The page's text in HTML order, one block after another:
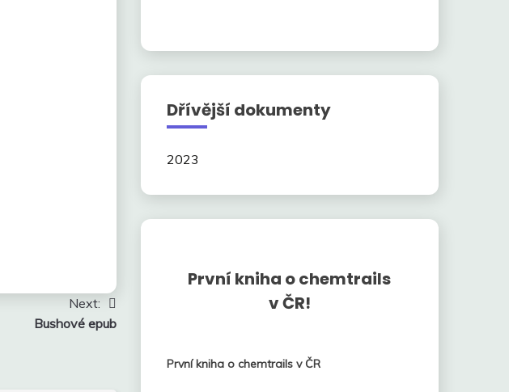
Next:
Bushové epub
Dřívější dokumenty
2023
První kniha o chemtrails
v ČR!
První kniha o chemtrails v ČR